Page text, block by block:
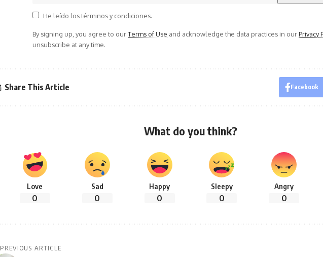
He leído los términos y condiciones.
By signing up, you agree to ourTerms of Use and acknowledge the data practices in ourPrivacy
unsubscribe at any time.
Share This Article Facebook
What do you think?
Love
0
Sad
0
Happy
0
Sleepy
0
Angry
0
PREVIOUS ARTICLE